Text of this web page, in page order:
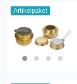
Artikelpaket